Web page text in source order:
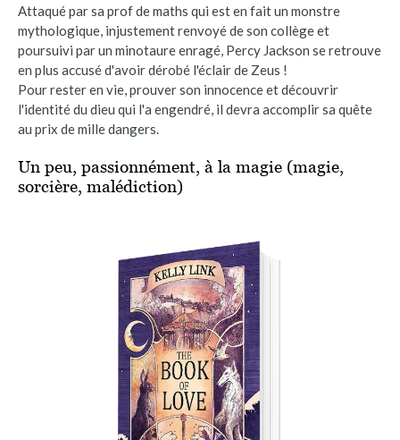
Attaqué par sa prof de maths qui est en fait un monstre
mythologique, injustement renvoyé de son collège et
poursuivi par un minotaure enragé, Percy Jackson se retrouve
en plus accusé d'avoir dérobé l'éclair de Zeus !
Pour rester en vie, prouver son innocence et découvrir
l'identité du dieu qui l'a engendré, il devra accomplir sa quête
au prix de mille dangers.
Un peu, passionnément, à la magie (magie,
sorcière, malédiction)